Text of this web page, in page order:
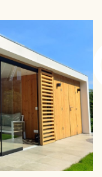
/ vlakglas
beheer
bij
(laten)